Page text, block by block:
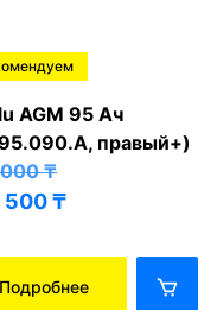
AGM 95 Ач
правый+)
₸
500₸
Подробнее